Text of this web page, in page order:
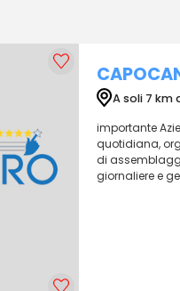
A soli 7 km
importante
quotidiana,
di
giornaliere e